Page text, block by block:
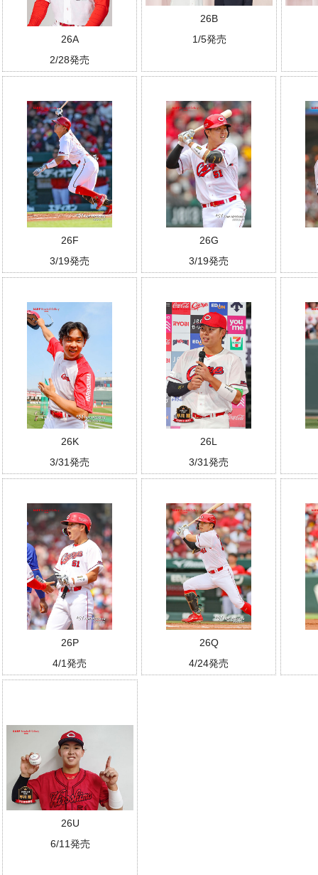
26A
2/28発売
26B
1/5発売
26F
3/19発売
26G
3/19発売
26K
3/31発売
26L
3/31発売
26P
4/1発売
26Q
4/24発売
26U
6/11発売